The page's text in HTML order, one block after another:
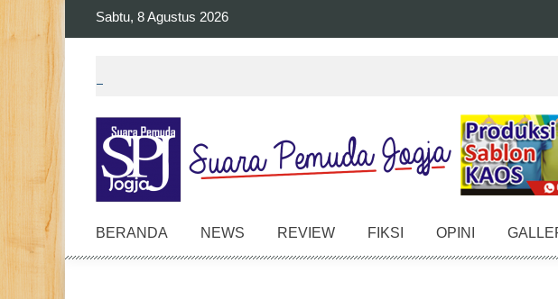
Sabtu, 8 Agustus 2026
BERANDA NEWS REVIEW FIKSI OPINI